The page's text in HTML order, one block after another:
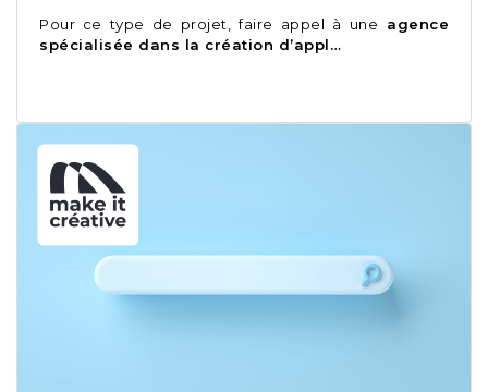
Pour ce type de projet, faire appel à une agence
spécialisée dans la création d’appl…